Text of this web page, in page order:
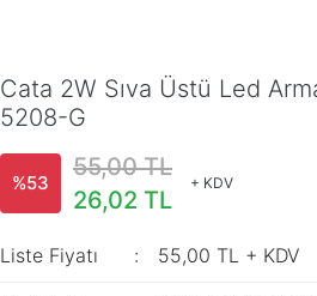
Cata 2W Sıva Üstü Led
5208-G
%53
55,00 TL
26,02 TL
+ KDV
Liste Fiyatı 55,00 TL + KDV